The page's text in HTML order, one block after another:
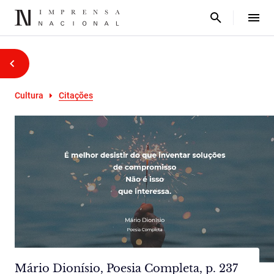
Cultura Citações
Mário Dionísio, Poesia Completa, p. 237